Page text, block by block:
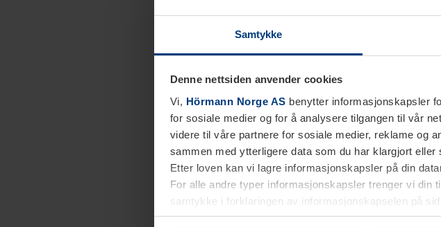
Samtykke
Denne nettsiden anvender cookies
Vi, Hörmann Norge AS benytter informasjonskapsler
for sosiale medier og for å analysere tilgangen til vår
videre til våre partnere for sosiale medier, reklame og
sammen med ytterligere data som du har klargjort
Etter loven kan vi lagre informasjonskapsler på din
For alle andre typer informasjonskapsler trenger vi din
samtykke i forklaringen av informasjonskapselen på